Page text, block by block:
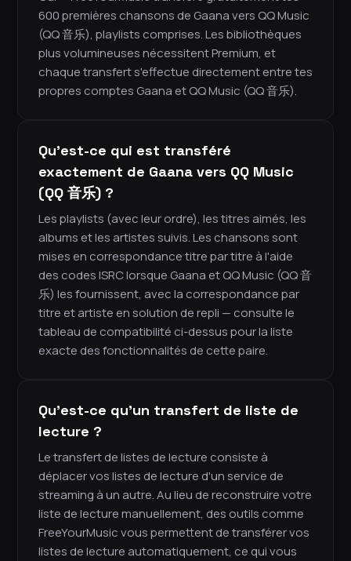
600 premières chansons de Gaana vers QQ Music
(QQ 音乐), playlists comprises. Les bibliothèques
plus volumineuses nécessitent Premium, et
chaque transfert s'effectue directement entre tes
propres comptes Gaana et QQ Music (QQ 音乐).
Qu'est-ce qui est transféré
exactement de Gaana vers QQ Music
(QQ 音乐) ?
Les playlists (avec leur ordre), les titres aimés, les
albums et les artistes suivis. Les chansons sont
mises en correspondance titre par titre à l'aide
des codes ISRC lorsque Gaana et QQ Music (QQ 音
乐) les fournissent, avec la correspondance par
titre et artiste en solution de repli — consulte le
tableau de compatibilité ci-dessus pour la liste
exacte des fonctionnalités de cette paire.
Qu'est-ce qu'un transfert de liste de
lecture ?
Le transfert de listes de lecture consiste à
déplacer vos listes de lecture d'un service de
streaming à un autre. Au lieu de reconstruire votre
liste de lecture manuellement, des outils comme
FreeYourMusic vous permettent de transférer vos
listes de lecture automatiquement, ce qui vous